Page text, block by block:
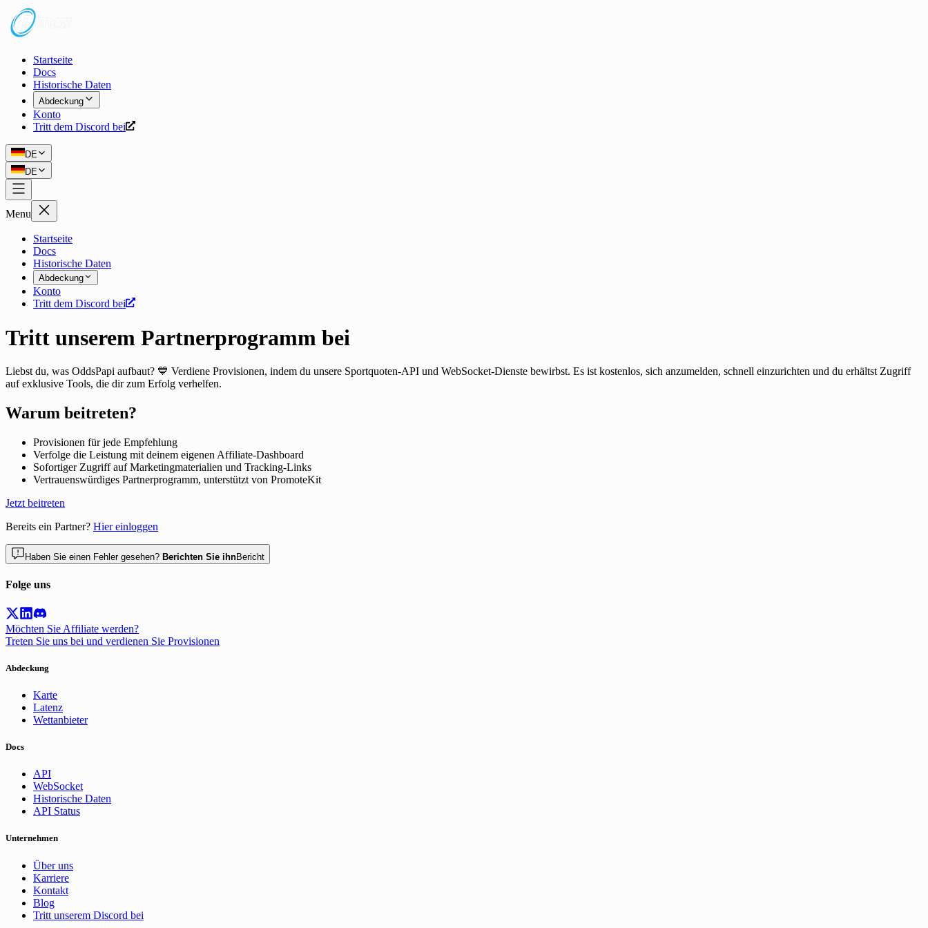
Startseite
Docs
Historische Daten
Abdeckung
Konto
Tritt dem Discord bei
DE
DE
Menu
Startseite
Docs
Historische Daten
Abdeckung
Konto
Tritt dem Discord bei
Tritt unserem Partnerprogramm bei
Liebst du, was OddsPapi aufbaut? 💙 Verdiene Provisionen, indem du unsere Sportquoten-API und WebSocket-Dienste bewirbst. Es ist kostenlos, sich anzumelden, schnell einzurichten und du erhältst Zugriff
auf exklusive Tools, die dir zum Erfolg verhelfen.
Warum beitreten?
Provisionen für jede Empfehlung
Verfolge die Leistung mit deinem eigenen Affiliate-Dashboard
Sofortiger Zugriff auf Marketingmaterialien und Tracking-Links
Vertrauenswürdiges Partnerprogramm, unterstützt von PromoteKit
Jetzt beitreten
Bereits ein Partner? Hier einloggen
Haben Sie einen Fehler gesehen? Berichten Sie ihnBericht
Folge uns
Möchten Sie Affiliate werden?
Treten Sie uns bei und verdienen Sie Provisionen
Abdeckung
Karte
Latenz
Wettanbieter
Docs
API
WebSocket
Historische Daten
API Status
Unternehmen
Über uns
Karriere
Kontakt
Blog
Tritt unserem Discord bei